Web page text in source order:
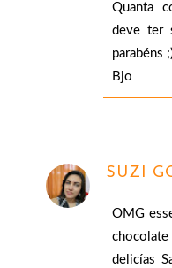
Quanta
deve ter
parabéns
Bjo
SUZI
OMG
delicías